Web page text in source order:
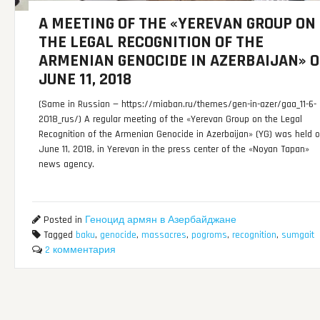
A MEETING OF THE «YEREVAN GROUP ON
THE LEGAL RECOGNITION OF THE
ARMENIAN GENOCIDE IN AZERBAIJAN»
JUNE 11, 2018
(Same in Russian — https://miaban.ru/themes/gen-in-azer/gaa_11-6-
2018_rus/) A regular meeting of the «Yerevan Group on the Legal
Recognition of the Armenian Genocide in Azerbaijan» (YG) was held
June 11, 2018, in Yerevan in the press center of the «Noyan Tapan»
news agency.
Posted in Геноцид армян в Азербайджане
Tagged baku, genocide, massacres, pogroms, recognition, sumgait
2 комментария